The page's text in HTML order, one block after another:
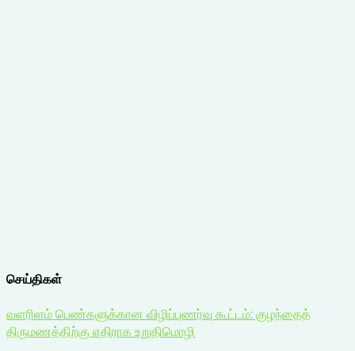
செய்திகள்
வளரிளம் பெண்களுக்கான விழிப்புணர்வு கூட்டம்: குழந்தைத்
திருமணத்திற்கு எதிராக உறுதிமொழி